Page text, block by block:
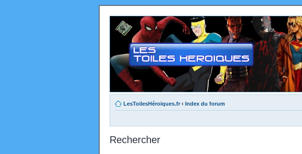
LesToilesHéroïques.fr ‹ Index du forum
Rechercher